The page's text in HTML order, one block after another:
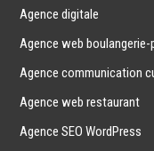
Agence digitale
Agence web
Agence communication
Agence web restaurant
Agence SEO WordPress